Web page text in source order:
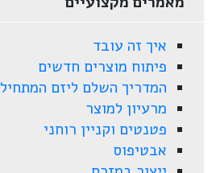
איך זה עובד
פיתוח מוצרים חדשים
המדריך השלם ליזם המתחיל
מרעיון למוצר
פטנטים וקניין רוחני
אבטיפוס